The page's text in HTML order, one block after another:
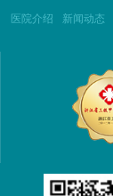
医院介绍 新闻动态